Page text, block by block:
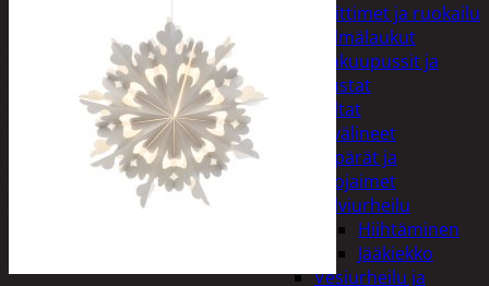
Keittimet ja ruokailu
Kylmälaukut
Makuupussit ja
alustat
Teltat
Urheiluvälineet
Kypärät ja
suojaimet
Talviurheilu
Hiihtäminen
Jääkiekko
Vesiurheilu ja